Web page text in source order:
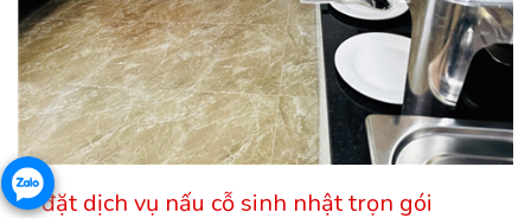
đặt dịch vụ nấu cỗ sinh nhật trọn gói